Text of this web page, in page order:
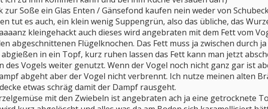
zur Soße ein Glas Enten / Gänsefond kaufen nein weder von
tut es auch, ein klein wenig Suppengrün, also das übliche, das
kleingehackt auch dieses wird angebraten mit dem Fett vom
abgeschnittenen Flügelknochen. Das Fett muss ja zwischen durch
in ein Topf, kurz ruhen lassen das Fett kann man jetzt
des Vogels weiter genutzt. Wenn der Vogel noch nicht ganz gar ist
abgeht aber der Vogel nicht verbrennt. Ich nutze meinen alten
etwas schräg damit der Dampf rausgeht.
mit den Zwiebeln ist angebraten ach ja eine getrocknete